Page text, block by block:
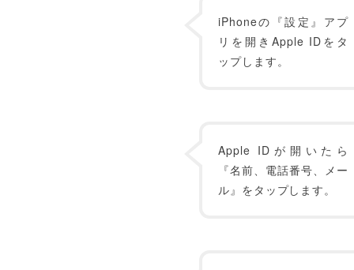
iPhoneの『設定』アプ
リを開きApple IDをタ
ップします。
Apple IDが開いたら
『名前、電話番号、メー
ル』をタップします。